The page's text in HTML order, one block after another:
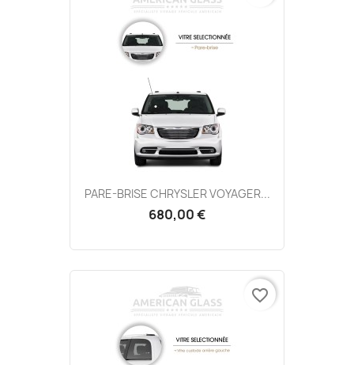
PARE-BRISE CHRYSLER VOYAGER...
680,00 €
favorite_border